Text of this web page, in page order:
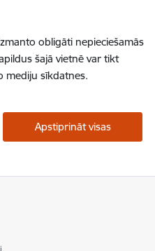
obligāti nepieciešamās
šajā vietnē var tikt
mediju sīkdatnes.
Apstiprināt visas